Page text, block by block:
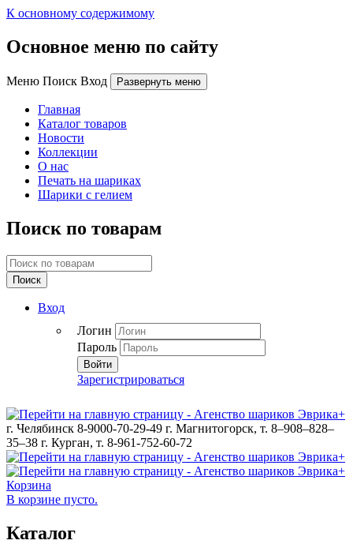
К основному содержимому
Основное меню по сайту
Меню Поиск Вход Развернуть меню
Главная
Каталог товаров
Новости
Коллекции
О нас
Печать на шариках
Шарики с гелием
Поиск по товарам
Поиск
Вход
Логин
Пароль
Войти
Зарегистрироваться
г. Челябинск 8-9000-70-29-49 г. Магнитогорск, т. 8–908–828–
35–38 г. Курган, т. 8-961-752-60-72
Корзина
В корзине пусто.
Каталог